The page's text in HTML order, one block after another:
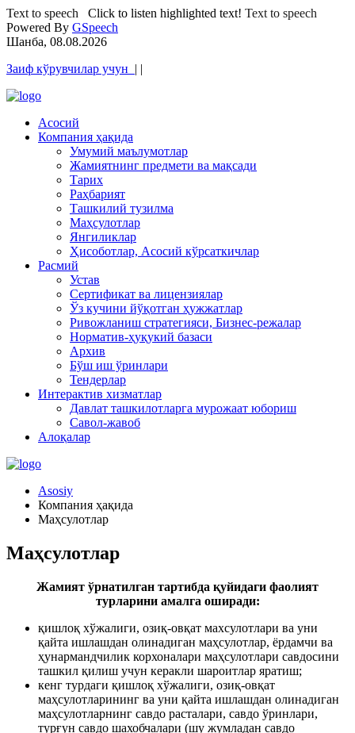
Text to speech Click to listen highlighted text! Text to speech
Powered By GSpeech
Шанба, 08.08.2026
Заиф кўрувчилар учун | |
Асосий
Компания ҳақида
Умумий маълумотлар
Жамиятнинг предмети ва мақсади
Тарих
Раҳбарият
Ташкилий тузилма
Маҳсулотлар
Янгиликлар
Ҳисоботлар, Асосий кўрсаткичлар
Расмий
Устав
Сертификат ва лицензиялар
Ўз кучини йўқотган ҳужжатлар
Ривожланиш стратегияси, Бизнес-режалар
Норматив-ҳуқукий базаси
Архив
Бўш иш ўринлари
Тендерлар
Интерактив хизматлар
Давлат ташкилотларга мурожаат юбориш
Савол-жавоб
Алоқалар
Asosiy
Компания ҳақида
Маҳсулотлар
Маҳсулотлар
Жамият ўрнатилган тартибда қуйидаги фаолият
турларини амалга оширади:
қишлоқ хўжалиги, озиқ-овқат махсулотлари ва уни
қайта ишлашдан олинадиган маҳсулотлар, ёрдамчи ва
ҳунармандчилик корхоналари маҳсулотлари савдосини
ташкил қилиш учун керакли шароитлар яратиш;
кенг турдаги қишлоқ хўжалиги, озиқ-овқат
маҳсулотларининг ва уни қайта ишлашдан олинадиган
маҳсулотларнинг савдо расталари, савдо ўринлари,
турғун савдо шахобчалари (шу жумладан савдо